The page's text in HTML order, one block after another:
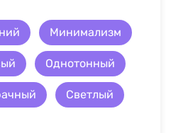
Минимализм
Однотонный
Светлый